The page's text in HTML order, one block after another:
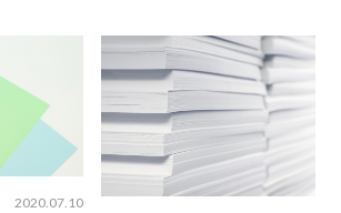
2020.07.10